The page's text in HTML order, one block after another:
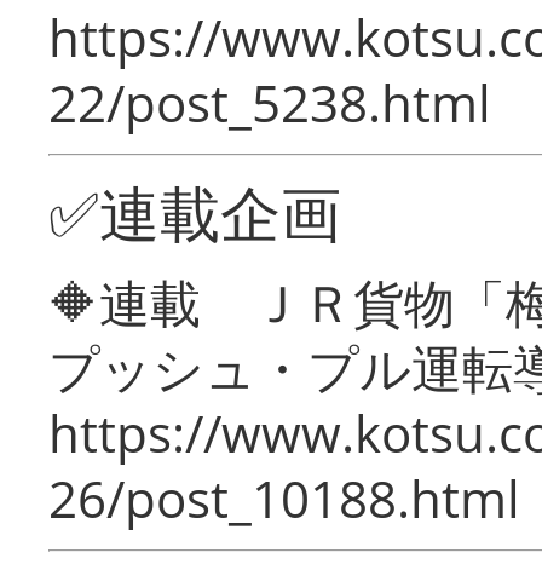
https://
22/post_5238.html
✅連載企画
🔶連載 ＪＲ貨物「
プッシュ・プル運転
https://
26/post_10188.html